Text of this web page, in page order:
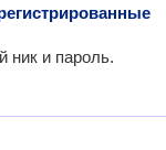
ник и пароль.